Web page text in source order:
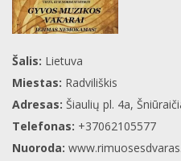
Šalis: Lietuva
Miestas: Radviliškis
Adresas: Šiaulių pl. 4a,
Telefonas: +37062105577
Nuoroda: